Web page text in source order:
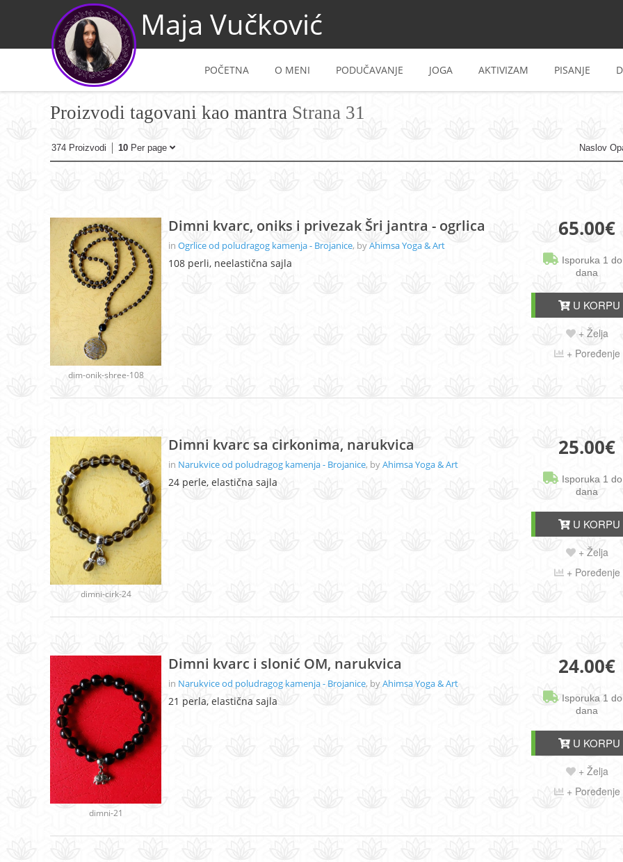
Maja Vučković
POČETNA O MENI PODUČAVANJE JOGA AKTIVIZAM PISANJE
Proizvodi tagovani kao mantra Strana 31
374 Proizvodi 10 Per page Naslov
dim-onik-shree-108
Dimni kvarc, oniks i privezak Šri jantra - ogrlica
in Ogrlice od poludragog kamenja - Brojanice, byAhimsa Yoga & Art
108 perli, neelastična sajla
65.00€
Isporuka 1
dana
U KORPU
+ Želja
+ Poređenje
dimni-cirk-24
Dimni kvarc sa cirkonima, narukvica
in Narukvice od poludragog kamenja - Brojanice, byAhimsa Yoga & Art
24 perle, elastična sajla
25.00€
Isporuka 1
dana
U KORPU
+ Želja
+ Poređenje
dimni-21
Dimni kvarc i slonić OM, narukvica
in Narukvice od poludragog kamenja - Brojanice, byAhimsa Yoga & Art
21 perla, elastična sajla
24.00€
Isporuka 1
dana
U KORPU
+ Želja
+ Poređenje